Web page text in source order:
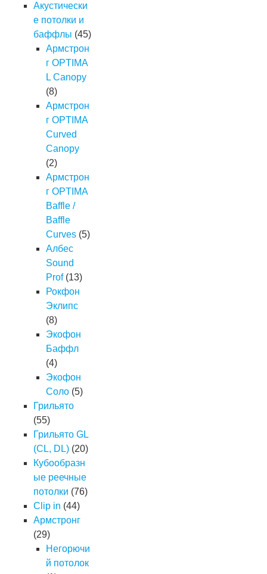
Акустически
е потолки и
баффлы (45)
Армстрон
г OPTIMA
L Canopy
(8)
Армстрон
г OPTIMA
Curved
Canopy
(2)
Армстрон
г OPTIMA
Baffle /
Baffle
Curves (5)
Албес
Sound
Prof (13)
Рокфон
Эклипс
(8)
Экофон
Баффл
(4)
Экофон
Соло (5)
Грильято
(55)
Грильято GL
(CL, DL) (20)
Кубообразн
ые реечные
потолки (76)
Clip in (44)
Армстронг
(29)
Негорючи
й потолок